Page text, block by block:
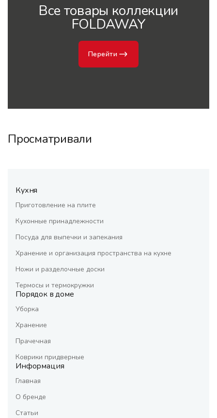
Все товары коллекции
FOLDAWAY
Перейти
Просматривали
Кухня
Приготовление на плите
Кухонные принадлежности
Посуда для выпечки и запекания
Хранение и организация пространства на кухне
Ножи и разделочные доски
Термосы и термокружки
Порядок в доме
Уборка
Хранение
Прачечная
Коврики придверные
Информация
Главная
О бренде
Статьи